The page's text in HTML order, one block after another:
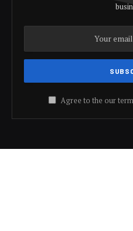
Agree to the our